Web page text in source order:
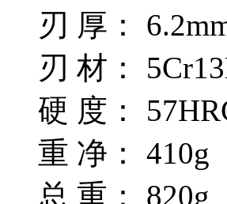
刃 厚：
刃 材：
硬 度：
重 净： 410g
总 重： 820g